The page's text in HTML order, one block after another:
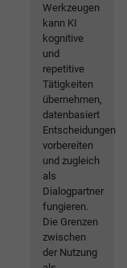
Werkzeugen
kann KI
kognitive
und
repetitive
Tätigkeiten
übernehmen,
datenbasiert
Entscheidungen
vorbereiten
und zugleich
als
Dialogpartner
fungieren.
Die Grenzen
zwischen
der Nutzung